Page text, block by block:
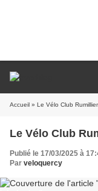
Accueil » Le Vélo Club
Le Vélo Club
Publié le 17/03/2025 à
Par veloquercy